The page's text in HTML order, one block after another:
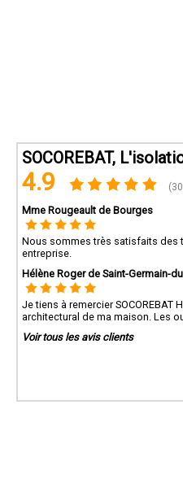
SOCOREBAT,
4.9
Mme Rougeault de Bourges
Nous sommes très satisfaits des
entreprise.
Hélène Roger de Saint-Germain-
Je tiens à remercier
architectural de ma maison. Les
Voir tous les avis clients